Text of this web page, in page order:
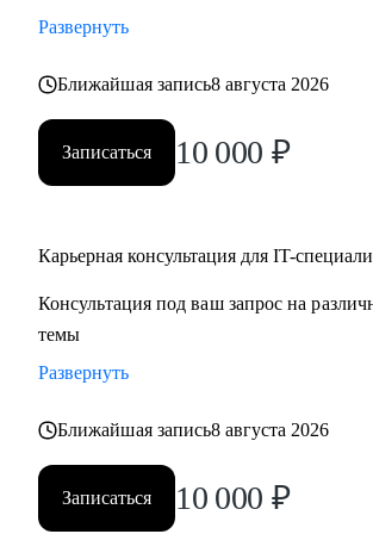
• Стратегии карьерного роста: как
• Стратегия поиска работы: как и где
откликаться, как построить системный
вакансий
• Стратегия релокации в Европу: как
• QA, аналитики (бизнес + системные)
• Разработчики
• Project/Product-менеджеры
Развернуть
Ближайшая запись8 августа 2026
Записаться 10 000 ₽
Карьерная консультация для IT-
Консультация под ваш запрос на
темы
Развернуть
Ближайшая запись8 августа 2026
Записаться 10 000 ₽